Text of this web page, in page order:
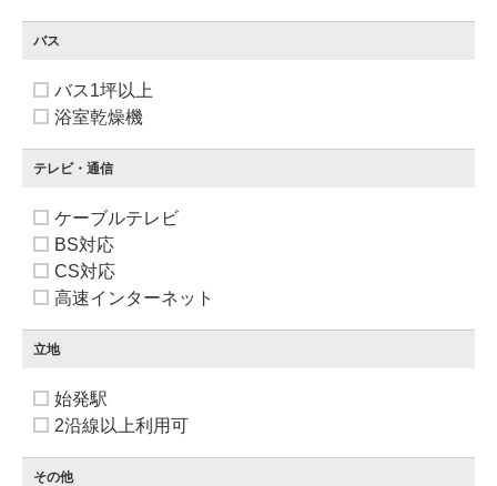
バス
バス1坪以上
浴室乾燥機
テレビ・通信
ケーブルテレビ
BS対応
CS対応
高速インターネット
立地
始発駅
2沿線以上利用可
その他